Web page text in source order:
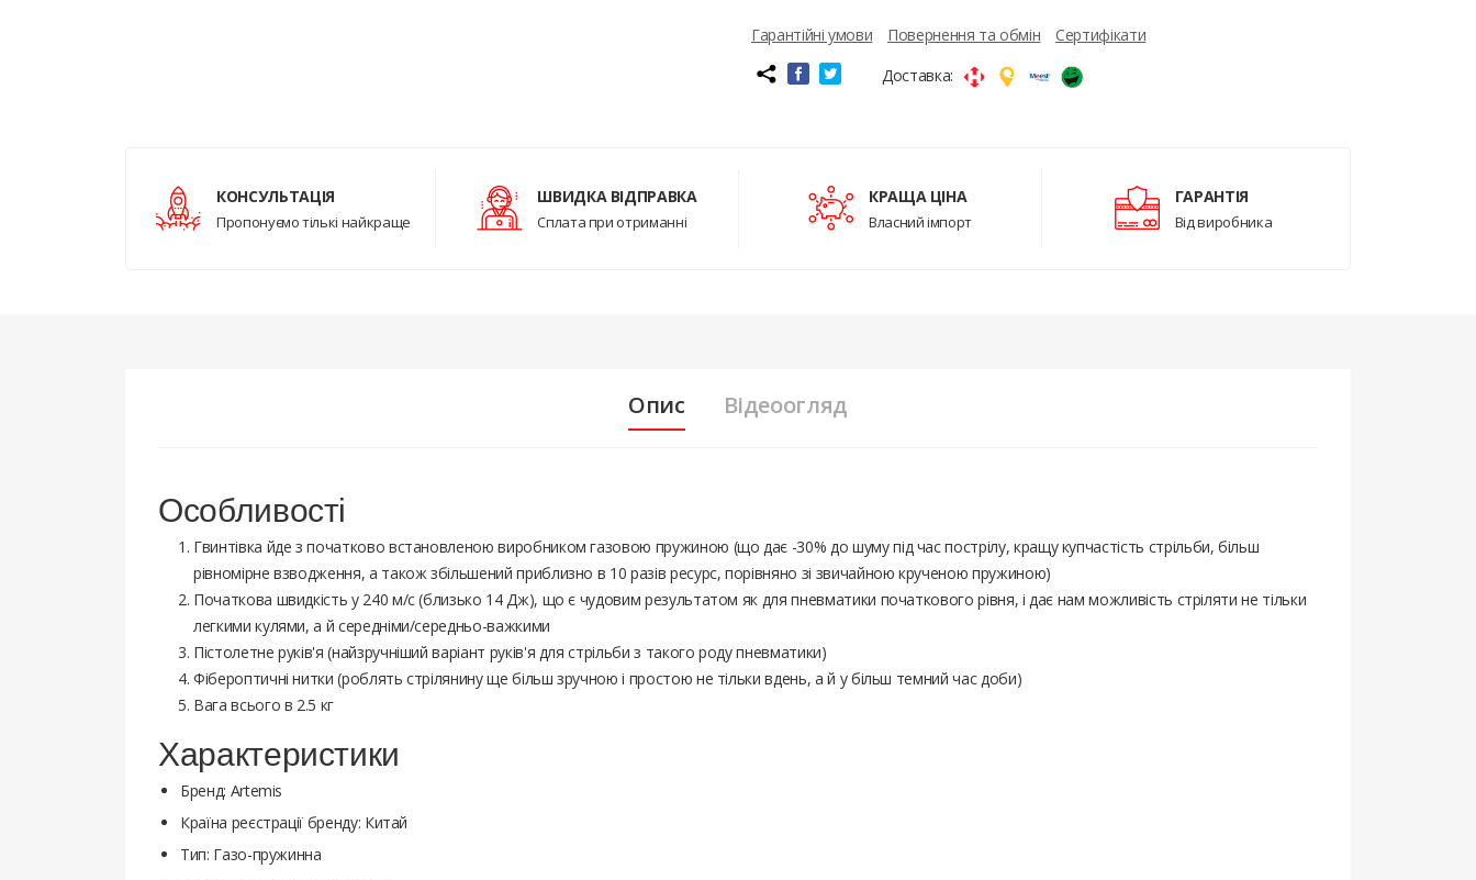
Гарантійні умови Повернення та обмін
Сертифікати
Доставка:
КОНСУЛЬТАЦІЯ
Пропонуємо тількі найкраще
ШВИДКА ВІДПРАВКА
Сплата при отриманні
КРАЩА ЦІНА
Власний імпорт
ГАРАНТІЯ
Від виробника
Опис Відеоогляд
Особливості
Гвинтівка йде з початково встановленою виробником газовою пружиною (що дає -30% до шуму під час пострілу, кращу купчастість стрільби, більш
рівномірне взводження, а також збільшений приблизно в 10 разів ресурс, порівняно зі звичайною крученою пружиною)
Початкова швидкість у 240 м/с (близько 14 Дж), що є чудовим результатом як для пневматики початкового рівня, і дає нам можливість стріляти не тільки
легкими кулями, а й середніми/середньо-важкими
Пістолетне руків'я (найзручніший варіант руків'я для стрільби з такого роду пневматики)
Фібероптичні нитки (роблять стрілянину ще більш зручною і простою не тільки вдень, а й у більш темний час доби)
Вага всього в 2.5 кг
Характеристики
Бренд: Artemis
Країна реєстрації бренду: Китай
Тип: Газо-пружинна